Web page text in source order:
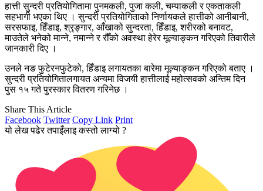
हात्ती सुन्दरी प्रतियोगितामा पुनमकली, पुजा कली, चम्पाकली र एकताकली
सहभागी भएका थिए । सुन्दरी प्रतियोगिताको निर्णायकले हात्तीको आनीबानी,
सरसफाइ, हिँडाइ, श्रृङ्गार, आँखाको सुन्दरता, हिँडाइ, शरीरको बनावट,
माउतेले भनेको मान्ने, नमान्ने र रौँको अवस्था हेरेर मूल्याङ्कन गरिएको तिवारीले
जानकारी दिए ।
उनले नङ फुटेरनफुटेको, हिँडाइ लगायतका बारेमा मूल्याङ्कन गरिएको बताए ।
सुन्दरी प्रतियोगितालगायत अन्यमा विजयी हात्तीलाई महोत्सवको अन्तिम दिन
पुस १५ गते पुरस्कार वितरण गरिनेछ ।
Share This Article
Facebook Twitter Copy Link Print
यो लेख पढेर तपाइँलाइ कस्तो लाग्यो ?